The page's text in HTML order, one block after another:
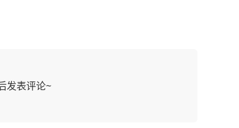
发表评论~